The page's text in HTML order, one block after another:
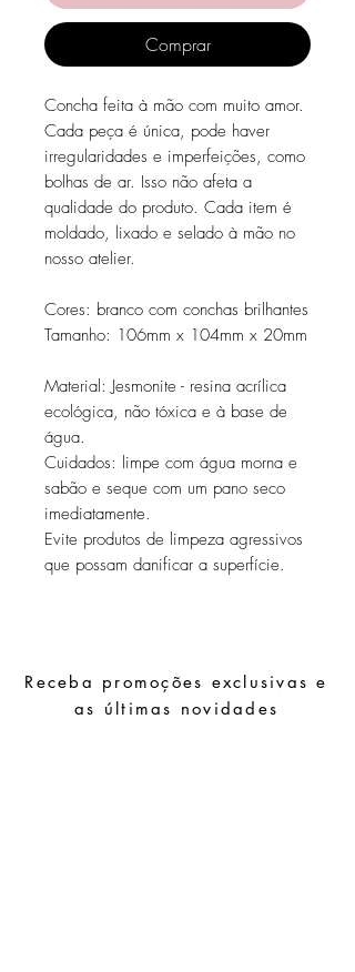
Comprar
Concha feita à mão com muito amor.
Cada peça é única, pode haver
irregularidades e imperfeições, como
bolhas de ar. Isso não afeta a
qualidade do produto. Cada item é
moldado, lixado e selado à mão no
nosso atelier.
Cores: branco com conchas brilhantes
Tamanho: 106mm x 104mm x 20mm
Material: Jesmonite - resina acrílica
ecológica, não tóxica e à base de
água.
Cuidados: limpe com água morna e
sabão e seque com um pano seco
imediatamente.
Evite produtos de limpeza agressivos
que possam danificar a superfície.
Receba promoções exclusivas e
as últimas novidades